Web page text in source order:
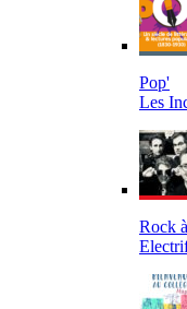
Pop'
Les
Rock